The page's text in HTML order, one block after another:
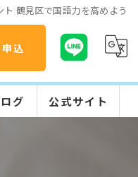
鶴見区で国語力を高めよう
込
グ 公式サイト